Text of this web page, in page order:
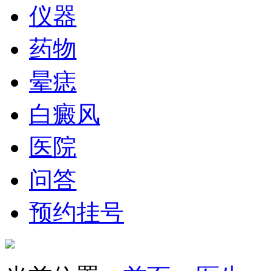
仪器
药物
晕痣
白癜风
医院
问答
预约挂号